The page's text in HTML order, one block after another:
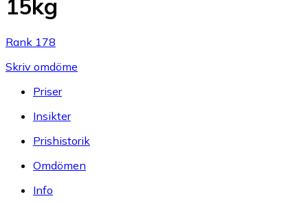
15kg
Rank 178
Skriv omdöme
Priser
Insikter
Prishistorik
Omdömen
Info